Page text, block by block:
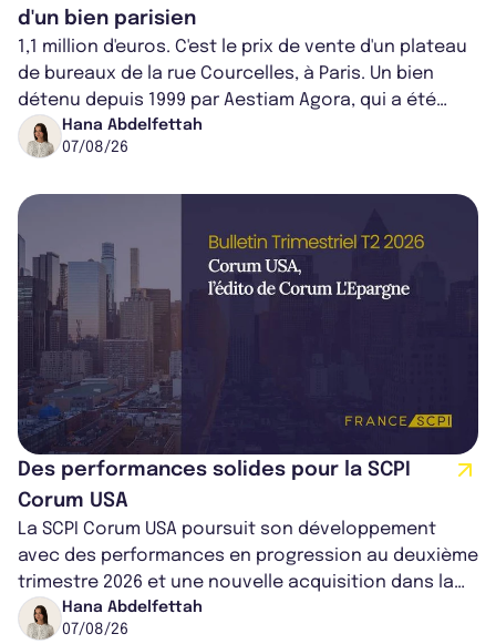
d'un bien parisien
1,1 million d'euros. C'est le prix de vente d'un plateau
de bureaux de la rue Courcelles, à Paris. Un bien
détenu depuis 1999 par Aestiam Agora, qui a été
cédé avec une plus-value...
Hana Abdelfettah
07/08/26
Des performances solides pour la SCPI
Corum USA
La SCPI Corum USA poursuit son développement
avec des performances en progression au deuxième
trimestre 2026 et une nouvelle acquisition dans la
région de Chicago. Entre hausse de...
Hana Abdelfettah
07/08/26